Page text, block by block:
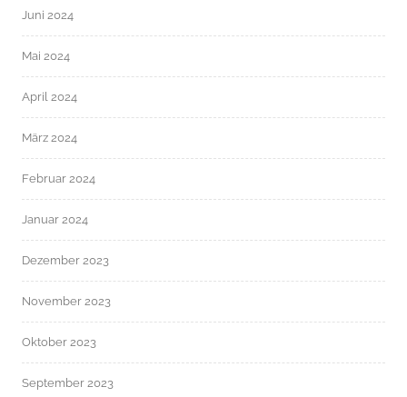
Juni 2024
Mai 2024
April 2024
März 2024
Februar 2024
Januar 2024
Dezember 2023
November 2023
Oktober 2023
September 2023